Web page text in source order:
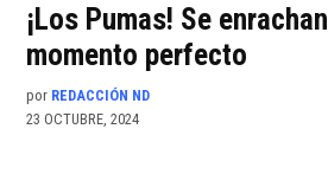
¡Los Pumas! Se
momento perfecto
por REDACCIÓN ND
23 OCTUBRE, 2024